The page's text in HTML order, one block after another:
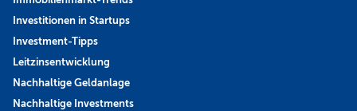
Investitionen in Startups
Investment-Tipps
Leitzinsentwicklung
Nachhaltige Geldanlage
Nachhaltige Investments